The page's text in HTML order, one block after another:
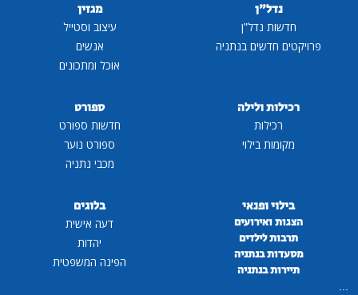
נדל"ן
חדשות נדל"ן
פרויקטים חדשים בנתניה
מגזין
עיצוב וסטייל
אנשים
אוכל ומתכונים
רכילות ולילה
רכילות
מקומות בילוי
ספורט
חדשות ספורט
ספורט נוער
מכבי נתניה
בילוי ופנאי
הצגות ואירועים
תרבות לילדים
מסעדות בנתניה
תיירות בנתניה
...
בלוגים
דעה אישית
יהדות
הפינה המשפטית